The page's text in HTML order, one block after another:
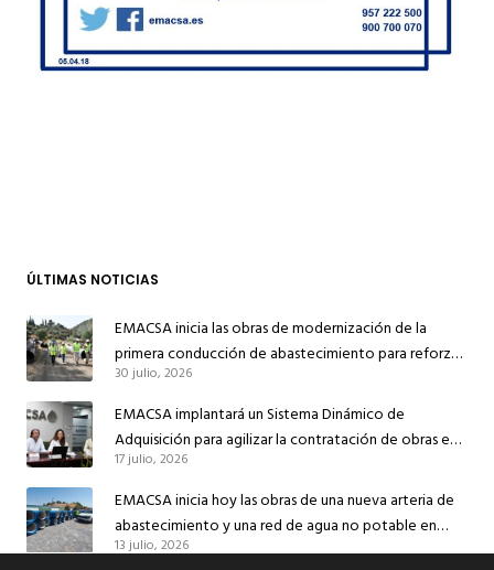
ÚLTIMAS NOTICIAS
EMACSA inicia las obras de modernización de la
primera conducción de abastecimiento para reforzar
el suministro de agua de Córdoba
30 julio, 2026
EMACSA implantará un Sistema Dinámico de
Adquisición para agilizar la contratación de obras en
sus redes e instalaciones
17 julio, 2026
EMACSA inicia hoy las obras de una nueva arteria de
abastecimiento y una red de agua no potable en
Ingeniero Ruiz de Azúa
13 julio, 2026